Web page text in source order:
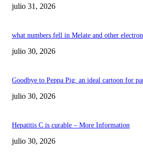
julio 31, 2026
what numbers fell in Melate and other
julio 30, 2026
Goodbye to Peppa Pig: an ideal cartoon for
julio 30, 2026
Hepatitis C is curable – More Information
julio 30, 2026